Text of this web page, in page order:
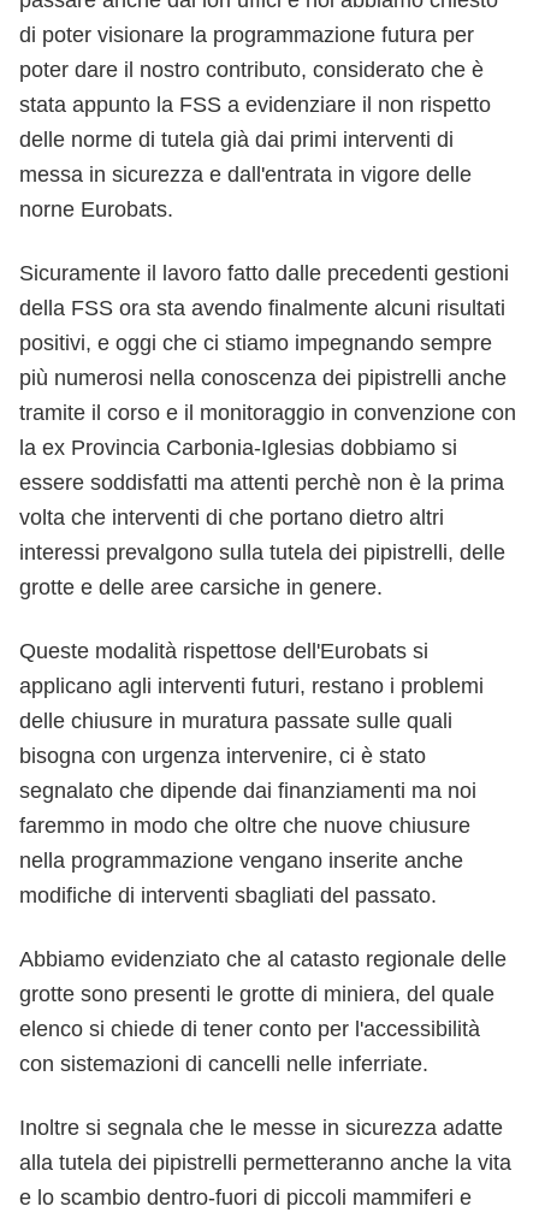
di poter visionare la programmazione futura per
poter dare il nostro contributo, considerato che è
stata appunto la FSS a evidenziare il non rispetto
delle norme di tutela già dai primi interventi di
messa in sicurezza e dall'entrata in vigore delle
norne Eurobats.
Sicuramente il lavoro fatto dalle precedenti gestioni
della FSS ora sta avendo finalmente alcuni risultati
positivi, e oggi che ci stiamo impegnando sempre
più numerosi nella conoscenza dei pipistrelli anche
tramite il corso e il monitoraggio in convenzione con
la ex Provincia Carbonia-Iglesias dobbiamo si
essere soddisfatti ma attenti perchè non è la prima
volta che interventi di che portano dietro altri
interessi prevalgono sulla tutela dei pipistrelli, delle
grotte e delle aree carsiche in genere.
Queste modalità rispettose dell'Eurobats si
applicano agli interventi futuri, restano i problemi
delle chiusure in muratura passate sulle quali
bisogna con urgenza intervenire, ci è stato
segnalato che dipende dai finanziamenti ma noi
faremmo in modo che oltre che nuove chiusure
nella programmazione vengano inserite anche
modifiche di interventi sbagliati del passato.
Abbiamo evidenziato che al catasto regionale delle
grotte sono presenti le grotte di miniera, del quale
elenco si chiede di tener conto per l'accessibilità
con sistemazioni di cancelli nelle inferriate.
Inoltre si segnala che le messe in sicurezza adatte
alla tutela dei pipistrelli permetteranno anche la vita
e lo scambio dentro-fuori di piccoli mammiferi e